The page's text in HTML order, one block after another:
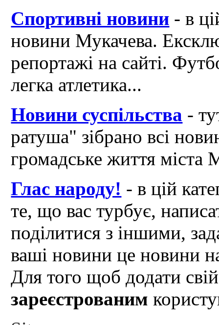
Спортивні новини - в
новини Мукачева.
репортажі на сайті.
легка атлетика...
Новини суспільства -
ратуша" зібрано всі
громадське життя міста
Глас народу! - в цій
те, що вас турбує,
поділитися з іншими,
ваші новини це новини
Для того щоб додати
зареєстрованим